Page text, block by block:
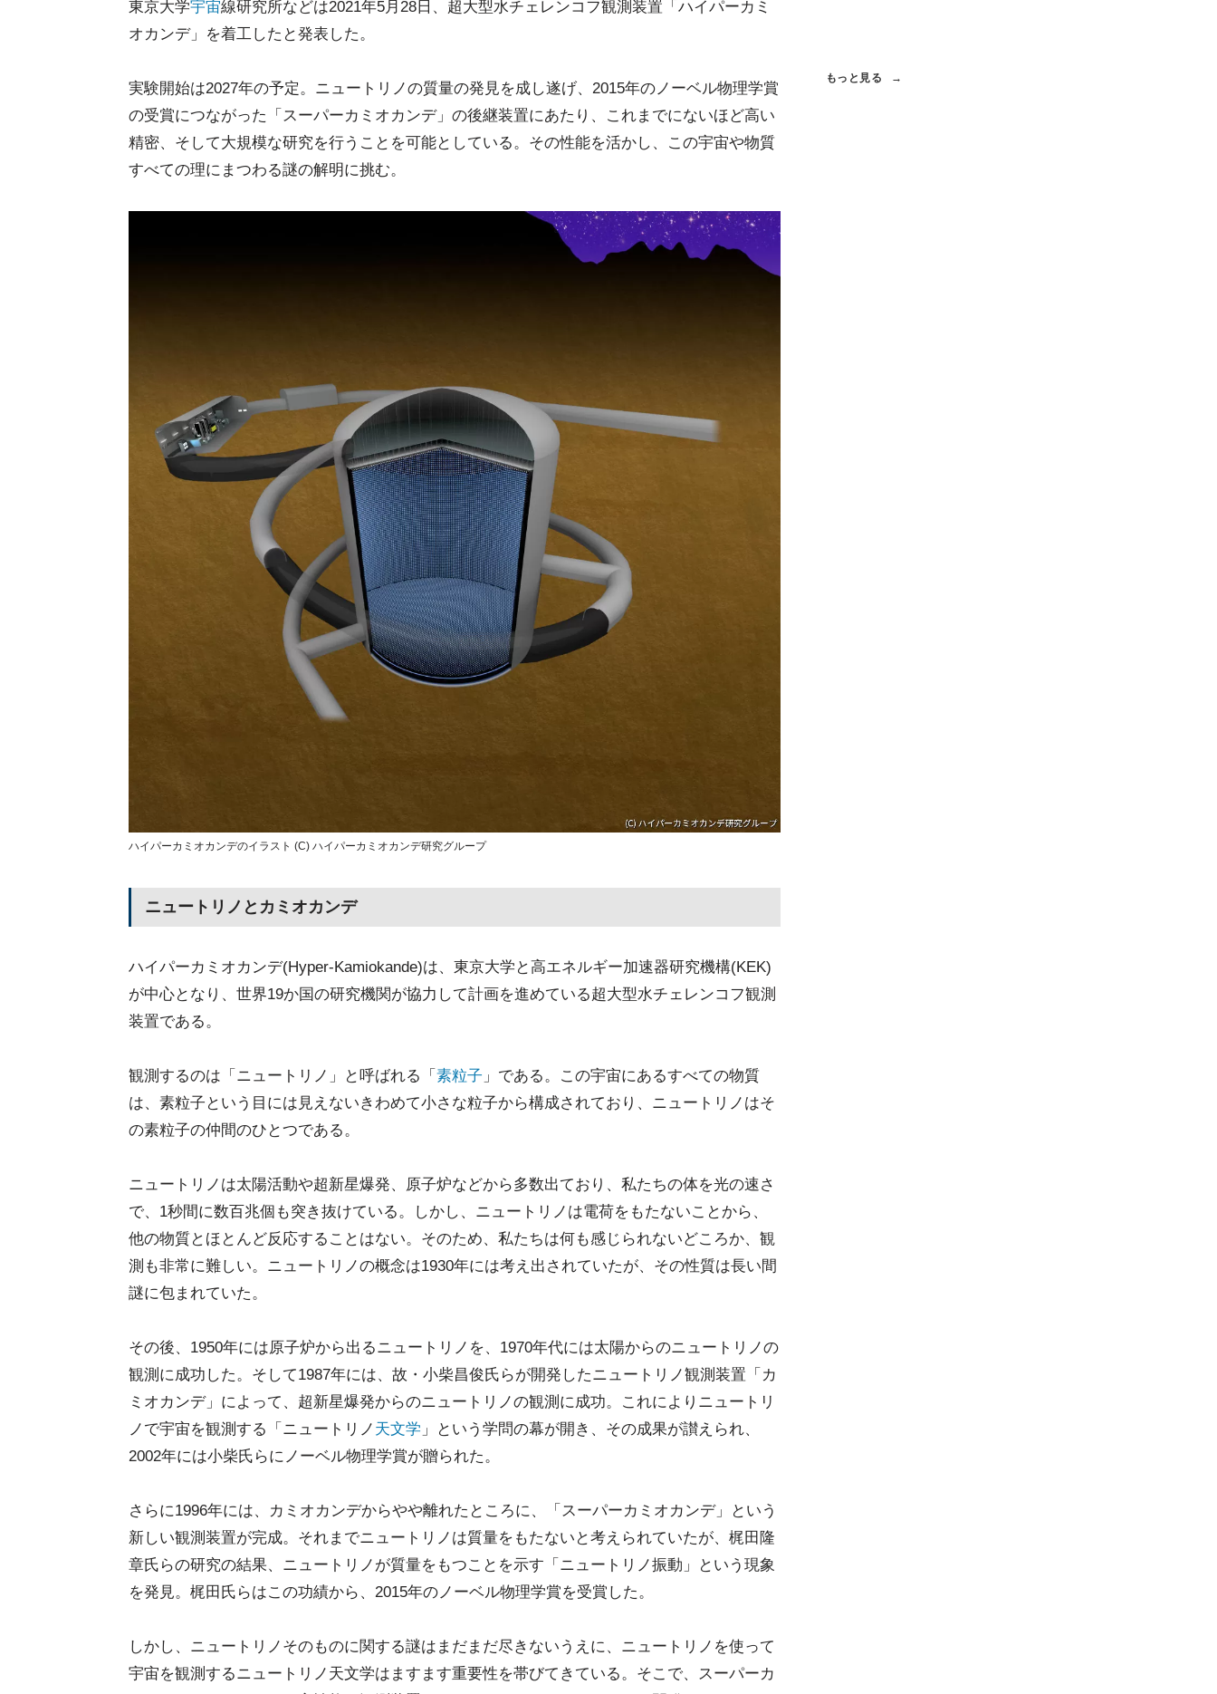
東京大学宇宙線研究所などは2021年5月28日、超大型水チェレンコフ観測装置「ハイパーカミ
オカンデ」を着工したと発表した。
実験開始は2027年の予定。ニュートリノの質量の発見を成し遂げ、2015年のノーベル物理学賞
の受賞につながった「スーパーカミオカンデ」の後継装置にあたり、これまでにないほど高い
精密、そして大規模な研究を行うことを可能としている。その性能を活かし、この宇宙や物質
すべての理にまつわる謎の解明に挑む。
ハイパーカミオカンデのイラスト (C) ハイパーカミオカンデ研究グループ
ニュートリノとカミオカンデ
ハイパーカミオカンデ(Hyper-Kamiokande)は、東京大学と高エネルギー加速器研究機構(KEK)
が中心となり、世界19か国の研究機関が協力して計画を進めている超大型水チェレンコフ観測
装置である。
観測するのは「ニュートリノ」と呼ばれる「 素粒子 」である。この宇宙にあるすべての物質
は、素粒子という目には見えないきわめて小さな粒子から構成されており、ニュートリノはそ
の素粒子の仲間のひとつである。
ニュートリノは太陽活動や超新星爆発、原子炉などから多数出ており、私たちの体を光の速さ
で、1秒間に数百兆個も突き抜けている。しかし、ニュートリノは電荷をもたないことから、
他の物質とほとんど反応することはない。そのため、私たちは何も感じられないどころか、観
測も非常に難しい。ニュートリノの概念は1930年には考え出されていたが、その性質は長い間
謎に包まれていた。
その後、1950年には原子炉から出るニュートリノを、1970年代には太陽からのニュートリノの
観測に成功した。そして1987年には、故・小柴昌俊氏らが開発したニュートリノ観測装置「カ
ミオカンデ」によって、超新星爆発からのニュートリノの観測に成功。これによりニュートリ
ノで宇宙を観測する「ニュートリノ 天文学 」という学問の幕が開き、その成果が讃えられ、
2002年には小柴氏らにノーベル物理学賞が贈られた。
さらに1996年には、カミオカンデからやや離れたところに、「スーパーカミオカンデ」という
新しい観測装置が完成。それまでニュートリノは質量をもたないと考えられていたが、梶田隆
章氏らの研究の結果、ニュートリノが質量をもつことを示す「ニュートリノ振動」という現象
を発見。梶田氏らはこの功績から、2015年のノーベル物理学賞を受賞した。
しかし、ニュートリノそのものに関する謎はまだまだ尽きないうえに、ニュートリノを使って
宇宙を観測するニュートリノ天文学はますます重要性を帯びてきている。そこで、スーパーカ
もっと見る